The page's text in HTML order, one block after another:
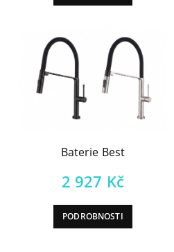
Baterie Best
2 927 Kč
PODROBNOSTI